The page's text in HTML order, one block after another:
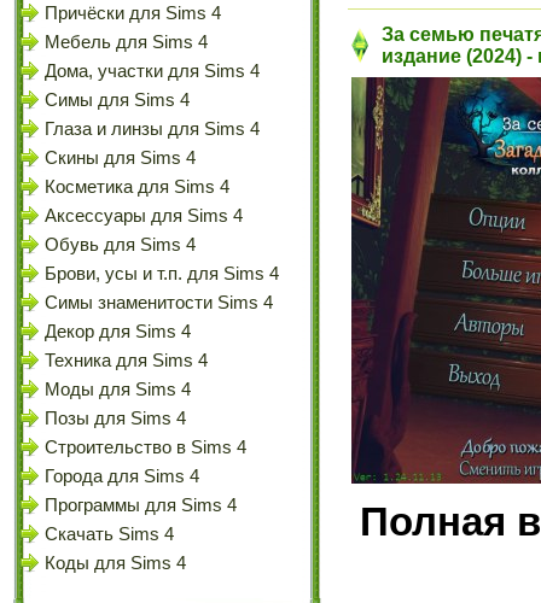
Причёски для Sims 4
Мебель для Sims 4
Дома, участки для Sims 4
Симы для Sims 4
Глаза и линзы для Sims 4
Скины для Sims 4
Косметика для Sims 4
Аксессуары для Sims 4
Обувь для Sims 4
Брови, усы и т.п. для Sims 4
Симы знаменитости Sims 4
Декор для Sims 4
Техника для Sims 4
Моды для Sims 4
Позы для Sims 4
Строительство в Sims 4
Города для Sims 4
Программы для Sims 4
Скачать Sims 4
Коды для Sims 4
За семью
издание (2024)
Полная